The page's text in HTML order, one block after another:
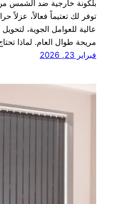
بلكونة خارجية ضد الشمس
توفر لك تعتيماً فعالاً، عزلاً
عالية للعوامل الجوية،
مريحة طوال العام. لماذا
فبراير 23, 2026